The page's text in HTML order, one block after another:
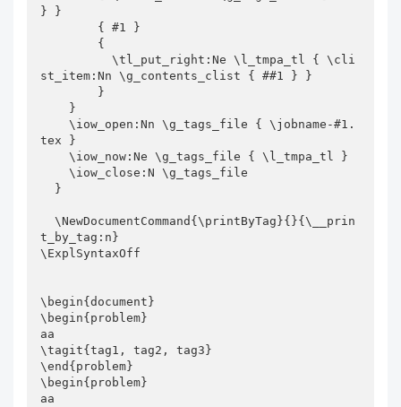
} }
          \tl_put_right:Ne \l_tmpa_tl { \cli
st_item:Nn \g_contents_clist { ##1 } }
    \iow_open:Nn \g_tags_file { \jobname-#1.
tex }
    \iow_now:Ne \g_tags_file { \l_tmpa_tl }
    \iow_close:N \g_tags_file
  \NewDocumentCommand{\printByTag}{}{\__prin
t_by_tag:n}
\ExplSyntaxOff
\begin{document}
\begin{problem}
aa
\tagit{tag1, tag2, tag3}
\end{problem}
\begin{problem}
aa